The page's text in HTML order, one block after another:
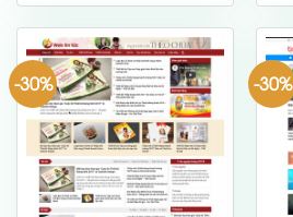
1,000,000 ₫.
là:
700,000 ₫.
-30% -30%